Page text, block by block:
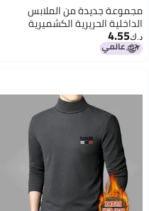
مجموعة جديدة من الملابس
الداخلية الحريرية الكشميرية
الحرارية للرجال، بطانة من الفليس
وسميكة، الطبقة الأساسية العلوية
د.ك‏4.55